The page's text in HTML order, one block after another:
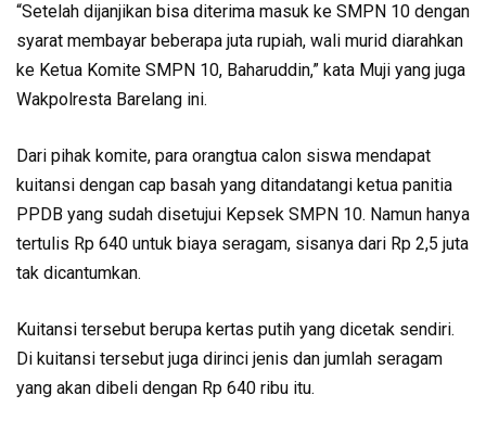
“Setelah dijanjikan bisa diterima masuk ke SMPN 10 dengan
syarat membayar beberapa juta rupiah, wali murid diarahkan
ke Ketua Komite SMPN 10, Baharuddin,” kata Muji yang juga
Wakpolresta Barelang ini.
Dari pihak komite, para orangtua calon siswa mendapat
kuitansi dengan cap basah yang ditandatangi ketua panitia
PPDB yang sudah disetujui Kepsek SMPN 10. Namun hanya
tertulis Rp 640 untuk biaya seragam, sisanya dari Rp 2,5 juta
tak dicantumkan.
Kuitansi tersebut berupa kertas putih yang dicetak sendiri.
Di kuitansi tersebut juga dirinci jenis dan jumlah seragam
yang akan dibeli dengan Rp 640 ribu itu.